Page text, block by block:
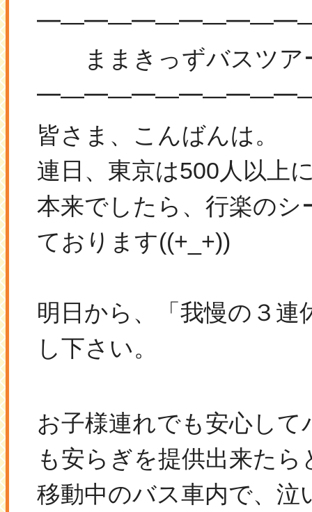
━―━―━―━―━―━
ままきっずバスツア
━―━―━―━―━―━
皆さま、こんばんは。
連日、東京は500人以上
本来でしたら、 行楽のシ
ております((+_+))
明日から、「我慢の３
し下さい。
お子様連れでも安心し
も安らぎを提供出来た
移動中のバス車内で、